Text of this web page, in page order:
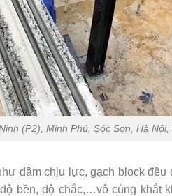
(P2), Minh Phú, Sóc Sơn, Hà Nội,
dầm chịu lực, gạch block đều
bền, độ chắc,…vô cùng khắt